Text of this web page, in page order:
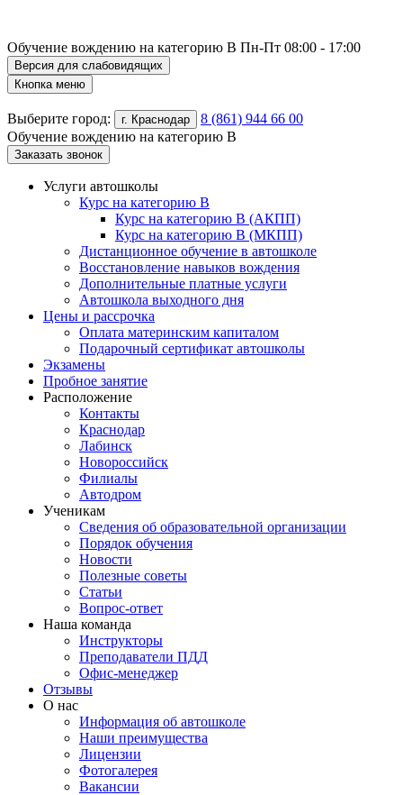
Обучение вождению на категорию B Пн-Пт 08:00 - 17:00
Версия для слабовидящих
Кнопка меню
Выберите город: г. Краснодар
8 (861) 944 66 00
Обучение вождению на категорию B
Заказать звонок
Услуги автошколы
Курс на категорию В
Курс на категорию В (АКПП)
Курс на категорию В (МКПП)
Дистанционное обучение в автошколе
Восстановление навыков вождения
Дополнительные платные услуги
Автошкола выходного дня
Цены и рассрочка
Оплата материнским капиталом
Подарочный сертификат автошколы
Экзамены
Пробное занятие
Расположение
Контакты
Краснодар
Лабинск
Новороссийск
Филиалы
Автодром
Ученикам
Сведения об образовательной организации
Порядок обучения
Новости
Полезные советы
Статьи
Вопрос-ответ
Наша команда
Инструкторы
Преподаватели ПДД
Офис-менеджер
Отзывы
О нас
Информация об автошколе
Наши преимущества
Лицензии
Фотогалерея
Вакансии